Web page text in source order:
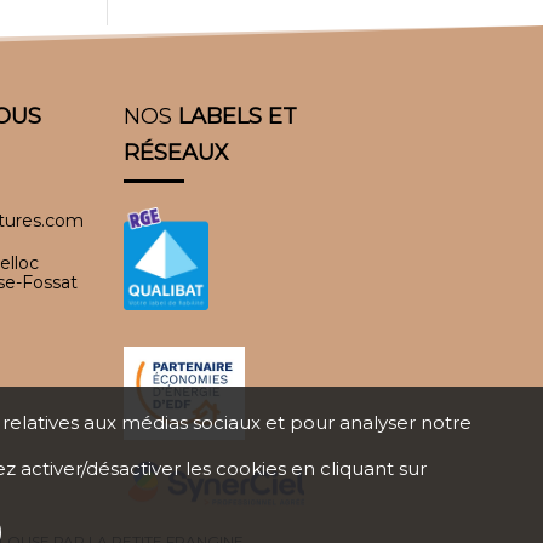
Fossat
NOS LABELS ET
RÉSEAUX
aux médias sociaux et pour analyser notre
activer/désactiver les cookies en cliquant sur